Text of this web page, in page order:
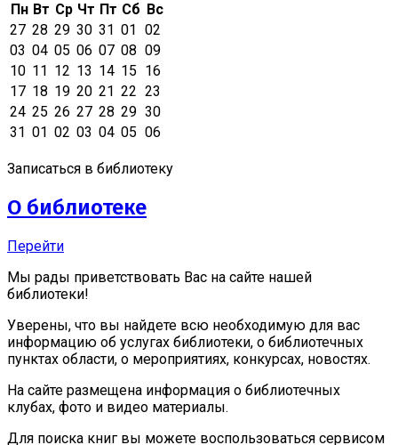
Пн Вт Ср Чт Пт Сб Вс
27 28 29 30 31 01 02
03 04 05 06 07 08 09
10 11 12 13 14 15 16
17 18 19 20 21 22 23
24 25 26 27 28 29 30
31 01 02 03 04 05 06
Записаться в библиотеку
О библиотеке
Перейти
Мы рады приветствовать Вас на сайте нашей
библиотеки!
Уверены, что вы найдете всю необходимую для вас
информацию об услугах библиотеки, о библиотечных
пунктах области, о мероприятиях, конкурсах, новостях.
На сайте размещена информация о библиотечных
клубах, фото и видео материалы.
Для поиска книг вы можете воспользоваться сервисом